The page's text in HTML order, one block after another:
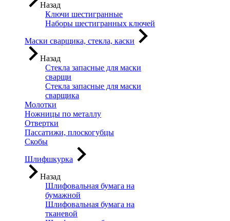
Назад
Ключи шестигранные
Наборы шестигранных ключей
Маски сварщика, стекла, каски
Назад
Стекла запасные для маски
сварщи
Стекла запасные для маски
сварщика
Молотки
Ножницы по металлу
Отвертки
Пассатижи, плоскогубцы
Скобы
Шлифшкурка
Назад
Шлифовальная бумага на
бумажной
Шлифовальная бумага на
тканевой